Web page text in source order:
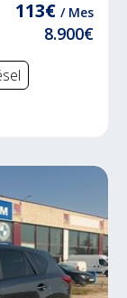
113€ / Mes
8.900€